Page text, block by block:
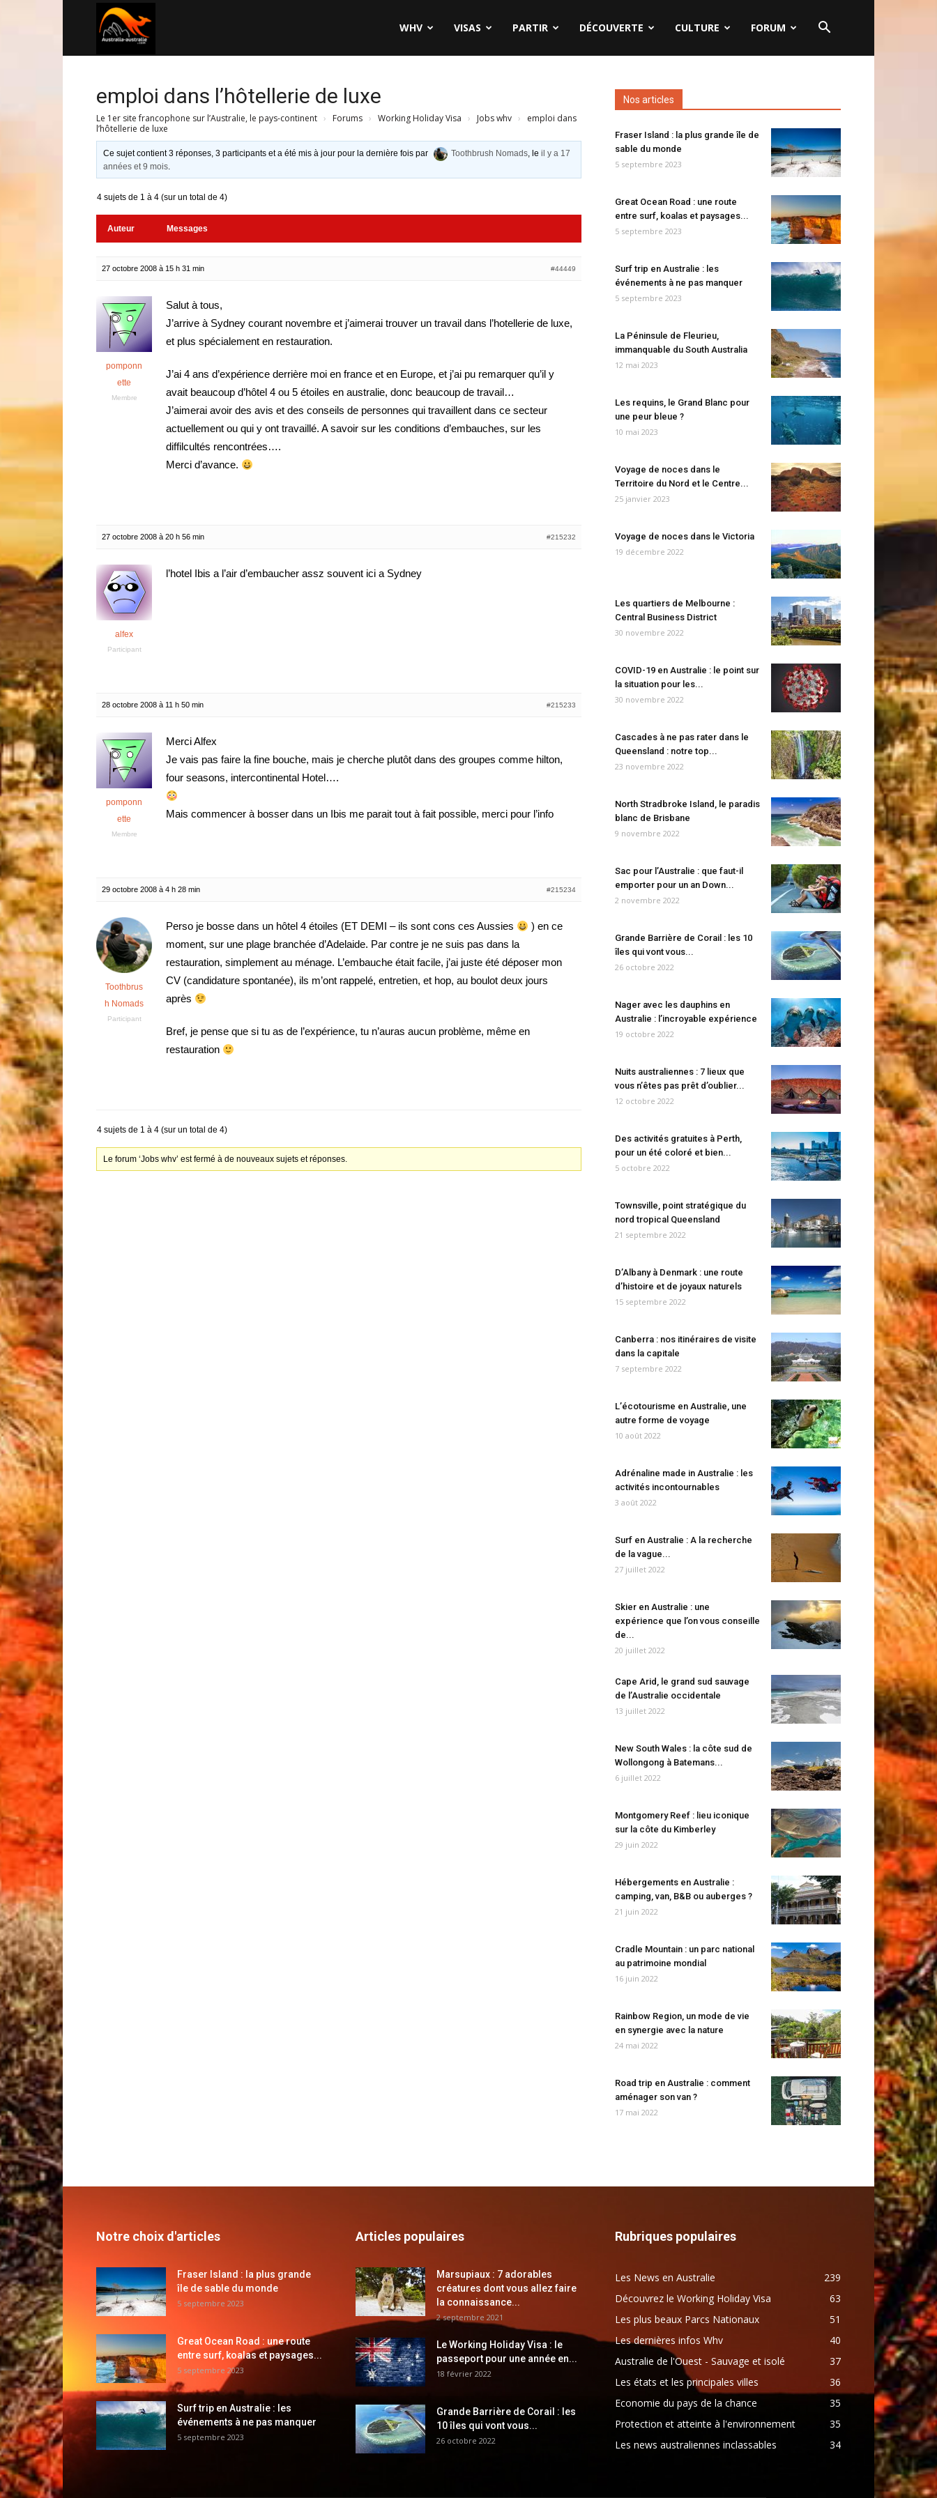
WHV VISAS PARTIR DÉCOUVERTE CULTURE FORUM
emploi dans l’hôtellerie de luxe
Le 1er site francophone sur l’Australie, le pays-continent › Forums › Working Holiday Visa › Jobs whv ›
emploi dans
l’hôtellerie de luxe
Ce sujet contient 3 réponses, 3 participants et a été mis à jour pour la dernière fois par Toothbrush Nomads, leil y a 17
années et 9 mois.
4 sujets de 1 à 4 (sur un total de 4)
Auteur Messages
27 octobre 2008 à 15 h 31 min #44449
pomponn
ette
Membre
Salut à tous,
J’arrive à Sydney courant novembre et j’aimerai trouver un travail dans l’hotellerie de luxe,
et plus spécialement en restauration.
J’ai 4 ans d’expérience derrière moi en france et en Europe, et j’ai pu remarquer qu’il y
avait beaucoup d’hôtel 4 ou 5 étoiles en australie, donc beaucoup de travail…
J’aimerai avoir des avis et des conseils de personnes qui travaillent dans ce secteur
actuellement ou qui y ont travaillé. A savoir sur les conditions d’embauches, sur les
diffilcultés rencontrées….
Merci d’avance.
27 octobre 2008 à 20 h 56 min #215232
alfex
Participant
l’hotel Ibis a l’air d’embaucher assz souvent ici a Sydney
28 octobre 2008 à 11 h 50 min #215233
pomponn
ette
Membre
Merci Alfex
Je vais pas faire la fine bouche, mais je cherche plutôt dans des groupes comme hilton,
four seasons, intercontinental Hotel….
Mais commencer à bosser dans un Ibis me parait tout à fait possible, merci pour l’info
29 octobre 2008 à 4 h 28 min #215234
Toothbrus
h Nomads
Participant
Perso je bosse dans un hôtel 4 étoiles (ET DEMI – ils sont cons ces Aussies
) en ce
moment, sur une plage branchée d’Adelaide. Par contre je ne suis pas dans la
restauration, simplement au ménage. L’embauche était facile, j’ai juste été déposer mon
CV (candidature spontanée), ils m’ont rappelé, entretien, et hop, au boulot deux jours
après
Bref, je pense que si tu as de l’expérience, tu n’auras aucun problème, même en
restauration
4 sujets de 1 à 4 (sur un total de 4)
Le forum ‘Jobs whv’ est fermé à de nouveaux sujets et réponses.
Nos articles
Fraser Island : la plus grande île de
sable du monde
5 septembre 2023
Great Ocean Road : une route
entre surf, koalas et paysages...
5 septembre 2023
Surf trip en Australie : les
événements à ne pas manquer
5 septembre 2023
La Péninsule de Fleurieu,
immanquable du South Australia
12 mai 2023
Les requins, le Grand Blanc pour
une peur bleue ?
10 mai 2023
Voyage de noces dans le
Territoire du Nord et le Centre...
25 janvier 2023
Voyage de noces dans le Victoria
19 décembre 2022
Les quartiers de Melbourne :
Central Business District
30 novembre 2022
COVID-19 en Australie : le point sur
la situation pour les...
30 novembre 2022
Cascades à ne pas rater dans le
Queensland : notre top...
23 novembre 2022
North Stradbroke Island, le paradis
blanc de Brisbane
9 novembre 2022
Sac pour l’Australie : que faut-il
emporter pour un an Down...
2 novembre 2022
Grande Barrière de Corail : les 10
îles qui vont vous...
26 octobre 2022
Nager avec les dauphins en
Australie : l’incroyable expérience
19 octobre 2022
Nuits australiennes : 7 lieux que
vous n’êtes pas prêt d’oublier...
12 octobre 2022
Des activités gratuites à Perth,
pour un été coloré et bien...
5 octobre 2022
Townsville, point stratégique du
nord tropical Queensland
21 septembre 2022
D’Albany à Denmark : une route
d’histoire et de joyaux naturels
15 septembre 2022
Canberra : nos itinéraires de visite
dans la capitale
7 septembre 2022
L’écotourisme en Australie, une
autre forme de voyage
10 août 2022
Adrénaline made in Australie : les
activités incontournables
3 août 2022
Surf en Australie : A la recherche
de la vague...
27 juillet 2022
Skier en Australie : une
expérience que l’on vous conseille
de...
20 juillet 2022
Cape Arid, le grand sud sauvage
de l’Australie occidentale
13 juillet 2022
New South Wales : la côte sud de
Wollongong à Batemans...
6 juillet 2022
Montgomery Reef : lieu iconique
sur la côte du Kimberley
29 juin 2022
Hébergements en Australie :
camping, van, B&B ou auberges ?
21 juin 2022
Cradle Mountain : un parc national
au patrimoine mondial
16 juin 2022
Rainbow Region, un mode de vie
en synergie avec la nature
24 mai 2022
Road trip en Australie : comment
aménager son van ?
17 mai 2022
Notre choix d'articles
Fraser Island : la plus grande
île de sable du monde
5 septembre 2023
Great Ocean Road : une route
entre surf, koalas et paysages...
5 septembre 2023
Surf trip en Australie : les
événements à ne pas manquer
5 septembre 2023
Articles populaires
Marsupiaux : 7 adorables
créatures dont vous allez faire
la connaissance...
2 septembre 2021
Le Working Holiday Visa : le
passeport pour une année en...
18 février 2022
Grande Barrière de Corail : les
10 îles qui vont vous...
26 octobre 2022
Rubriques populaires
Les News en Australie
239
Découvrez le Working Holiday Visa
63
Les plus beaux Parcs Nationaux
51
Les dernières infos Whv
40
Australie de l'Ouest - Sauvage et isolé
37
Les états et les principales villes
36
Economie du pays de la chance
35
Protection et atteinte à l'environnement
35
Les news australiennes inclassables
34